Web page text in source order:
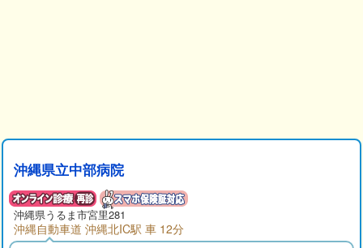
沖縄県立中部病院
沖縄県うるま市宮里281
沖縄自動車道 沖縄北IC駅 車 12分